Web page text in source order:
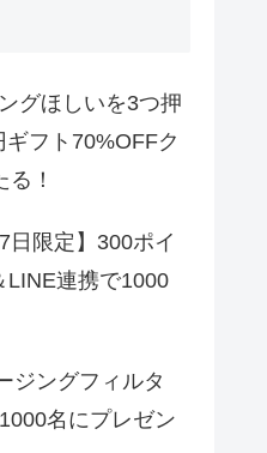
グほしいを3つ押
フト70%OFFク
！
日限定】300ポイ
LINE連携で1000
ジングフィルタ
名にプレゼン